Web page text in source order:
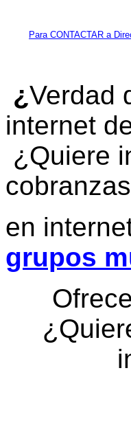
Para CONTACTAR a
¿Verdad
internet
¿Quiere
en
grupos